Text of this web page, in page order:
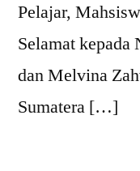
Pelajar,
Selamat
dan Melvina
Sumatera […]